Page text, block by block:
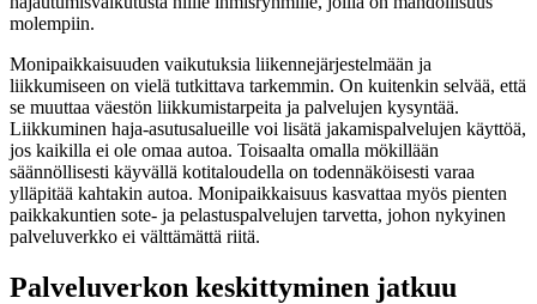
molempiin.
Monipaikkaisuuden vaikutuksia liikennejärjestelmään ja
liikkumiseen on vielä tutkittava tarkemmin. On kuitenkin selvää, että
se muuttaa väestön liikkumistarpeita ja palvelujen kysyntää.
Liikkuminen haja-asutusalueille voi lisätä jakamispalvelujen käyttöä,
jos kaikilla ei ole omaa autoa. Toisaalta omalla mökillään
säännöllisesti käyvällä kotitaloudella on todennäköisesti varaa
ylläpitää kahtakin autoa. Monipaikkaisuus kasvattaa myös pienten
paikkakuntien sote- ja pelastuspalvelujen tarvetta, johon nykyinen
palveluverkko ei välttämättä riitä.
Palveluverkon keskittyminen jatkuu